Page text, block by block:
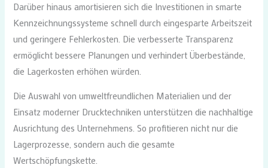
Darüber hinaus amortisieren sich die Investitionen in smarte
Kennzeichnungssysteme schnell durch eingesparte Arbeitszeit
und geringere Fehlerkosten. Die verbesserte Transparenz
ermöglicht bessere Planungen und verhindert Überbestände,
die Lagerkosten erhöhen würden.
Die Auswahl von umweltfreundlichen Materialien und der
Einsatz moderner Drucktechniken unterstützen die nachhaltige
Ausrichtung des Unternehmens. So profitieren nicht nur die
Lagerprozesse, sondern auch die gesamte
Wertschöpfungskette.